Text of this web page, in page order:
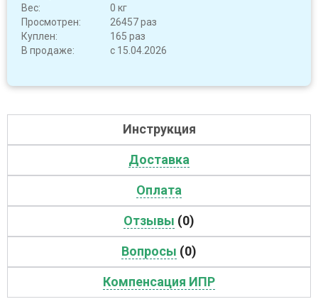
Вес:
0 кг
Просмотрен:
26457 раз
Куплен:
165 раз
В продаже:
с 15.04.2026
Инструкция
Доставка
Оплата
Отзывы (0)
Вопросы (0)
Компенсация ИПР